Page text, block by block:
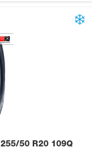
255/50 R20 109Q